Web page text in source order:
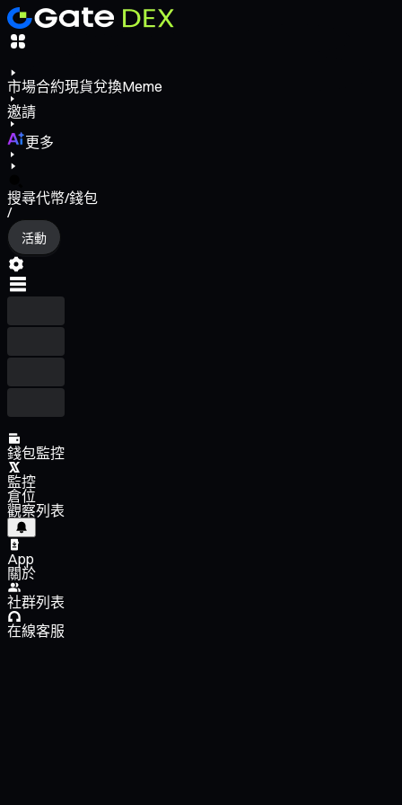
市場合約現貨兌換Meme
邀請
更多
搜尋代幣/錢包
/
活動
錢包監控
監控
倉位
觀察列表
App
關於
社群列表
在線客服